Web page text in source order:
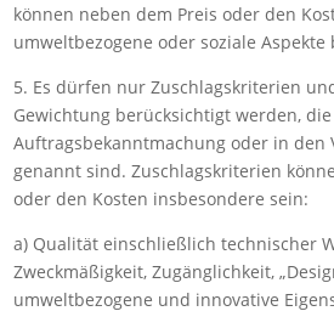
können neben dem Preis oder den
umweltbezogene oder soziale
5. Es dürfen nur Zuschlagskriterien
Gewichtung berücksichtigt werden,
Auftragsbekanntmachung oder in den
genannt sind. Zuschlagskriterien
oder den Kosten insbesondere sein:
a) Qualität einschließlich technischer
Zweckmäßigkeit, Zugänglichkeit,
umweltbezogene und innovative